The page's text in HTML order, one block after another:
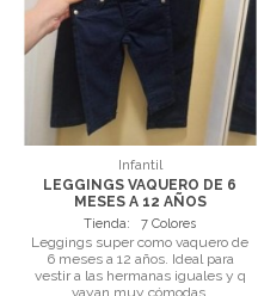
Infantil
LEGGINGS VAQUERO DE 6
MESES A 12 AÑOS
Tienda: 7 Colores
Leggings super como vaquero de
6 meses a 12 años. Ideal para
vestir a las hermanas iguales y q